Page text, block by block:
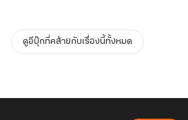
ดูอีบุ๊กที่คล้ายกับเรื่องนี้ทั้งหมด